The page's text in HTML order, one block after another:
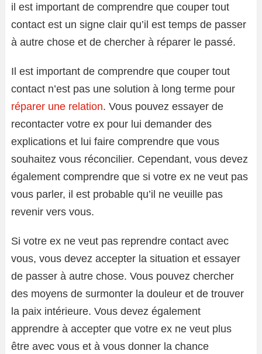
il est important de comprendre que couper tout
contact est un signe clair qu’il est temps de passer
à autre chose et de chercher à réparer le passé.
Il est important de comprendre que couper tout
contact n’est pas une solution à long terme pour
réparer une relation. Vous pouvez essayer de
recontacter votre ex pour lui demander des
explications et lui faire comprendre que vous
souhaitez vous réconcilier. Cependant, vous devez
également comprendre que si votre ex ne veut pas
vous parler, il est probable qu’il ne veuille pas
revenir vers vous.
Si votre ex ne veut pas reprendre contact avec
vous, vous devez accepter la situation et essayer
de passer à autre chose. Vous pouvez chercher
des moyens de surmonter la douleur et de trouver
la paix intérieure. Vous devez également
apprendre à accepter que votre ex ne veut plus
être avec vous et à vous donner la chance